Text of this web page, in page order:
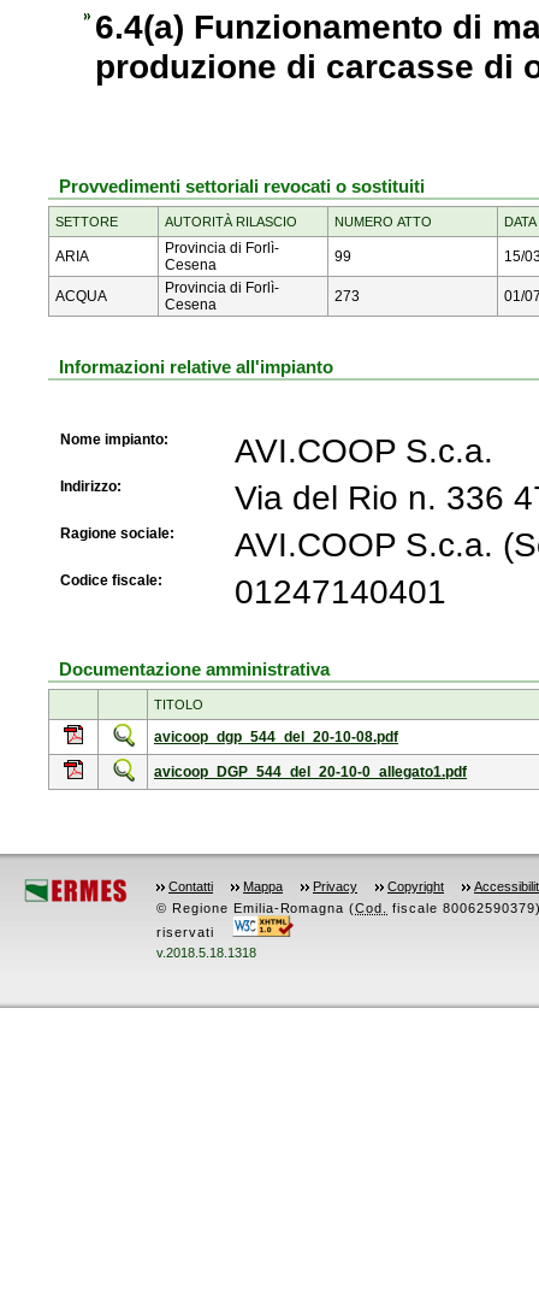
6.4(a) Funzionamento di
produzione di carcasse di
Provvedimenti settoriali revocati o sostituiti
SETTORE AUTORITÀ RILASCIO NUMERO ATTO
ARIA
Provincia di Forlì-
Cesena
99 15/
ACQUA
Provincia di Forlì-
Cesena
273 01/
Informazioni relative all'impianto
Nome impianto: AVI.COOP S.c.a.
Indirizzo: Via del Rio n. 336
Ragione sociale: AVI.COOP S.c.a.
Codice fiscale: 01247140401
Documentazione amministrativa
TITOLO
avicoop_dgp_544_del_20-10-08.pdf
avicoop_DGP_544_del_20-10-0_allegato1.pdf
Contatti Mappa Privacy Copyright
© Regione Emilia-Romagna (Cod.
fiscale
riservati
v.2018.5.18.1318